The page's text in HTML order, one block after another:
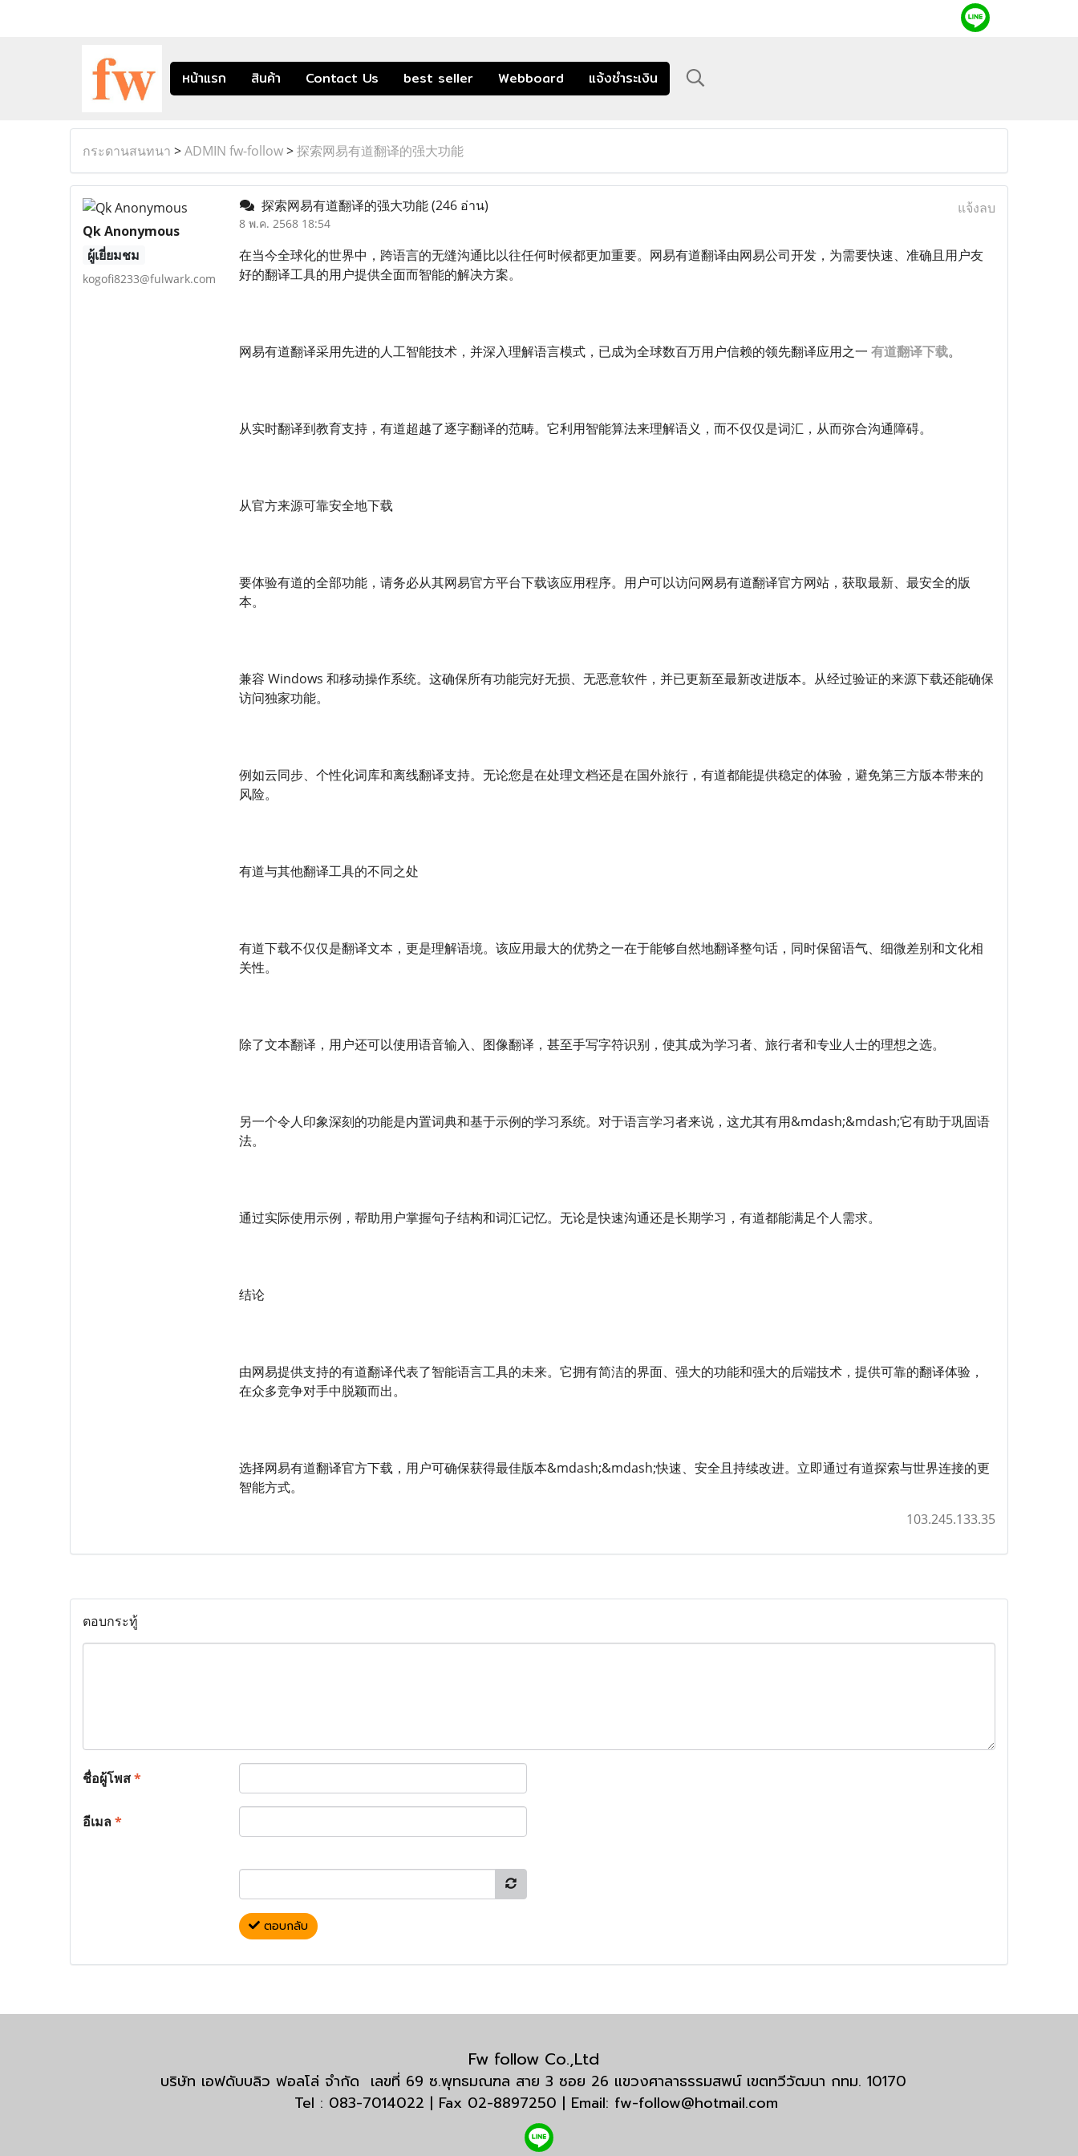
หน้าแรก สินค้า Contact Us best seller Webboard แจ้งชำระเงิน
กระดานสนทนา >ADMIN fw-follow>探索网易有道翻译的强大功能
Qk Anonymous
ผู้เยี่ยมชม
kogofi8233@fulwark.com
探索网易有道翻译的强大功能(246 อ่าน)
8 พ.ค. 2568 18:54
แจ้งลบ
在当今全球化的世界中，跨语言的无缝沟通比以往任何时候都更加重要。网易有道翻译由网易公司开发，为需要快速、准确且用户友
好的翻译工具的用户提供全面而智能的解决方案。
网易有道翻译采用先进的人工智能技术，并深入理解语言模式，已成为全球数百万用户信赖的领先翻译应用之一 有道翻译下载。
从实时翻译到教育支持，有道超越了逐字翻译的范畴。它利用智能算法来理解语义，而不仅仅是词汇，从而弥合沟通障碍。
从官方来源可靠安全地下载
要体验有道的全部功能，请务必从其网易官方平台下载该应用程序。用户可以访问网易有道翻译官方网站，获取最新、最安全的版
本。
兼容 Windows 和移动操作系统。这确保所有功能完好无损、无恶意软件，并已更新至最新改进版本。从经过验证的来源下载还能确保
访问独家功能。
例如云同步、个性化词库和离线翻译支持。无论您是在处理文档还是在国外旅行，有道都能提供稳定的体验，避免第三方版本带来的
风险。
有道与其他翻译工具的不同之处
有道下载不仅仅是翻译文本，更是理解语境。该应用最大的优势之一在于能够自然地翻译整句话，同时保留语气、细微差别和文化相
关性。
除了文本翻译，用户还可以使用语音输入、图像翻译，甚至手写字符识别，使其成为学习者、旅行者和专业人士的理想之选。
另一个令人印象深刻的功能是内置词典和基于示例的学习系统。对于语言学习者来说，这尤其有用&mdash;&mdash;它有助于巩固语
法。
通过实际使用示例，帮助用户掌握句子结构和词汇记忆。无论是快速沟通还是长期学习，有道都能满足个人需求。
结论
由网易提供支持的有道翻译代表了智能语言工具的未来。它拥有简洁的界面、强大的功能和强大的后端技术，提供可靠的翻译体验，
在众多竞争对手中脱颖而出。
选择网易有道翻译官方下载，用户可确保获得最佳版本&mdash;&mdash;快速、安全且持续改进。立即通过有道探索与世界连接的更
智能方式。
103.245.133.35
ตอบกระทู้
ชื่อผู้โพส*
อีเมล*
ตอบกลับ
Fw follow Co.,Ltd
บริษัท เอฟดับบลิว ฟอลโล่ จำกัด เลขที่ 69 ซ.พุทธมณฑล สาย 3 ซอย 26 แขวงศาลาธรรมสพน์ เขตทวีวัฒนา กทม. 10170
Tel : 083-7014022 | Fax 02-8897250 | Email: fw-follow@hotmail.com